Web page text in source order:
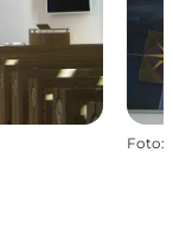
Foto: